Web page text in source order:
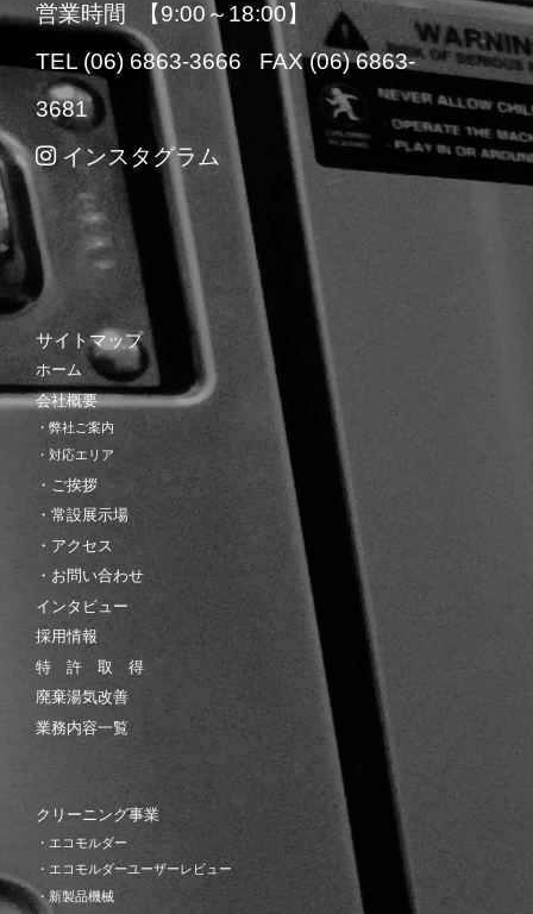
営業時間 【9:00～18:00】
TEL (06) 6863-3666 FAX (06) 6863-
3681
インスタグラム
サイトマップ
ホーム
会社概要
・弊社ご案内
・対応エリア
・ご挨拶
・常設展示場
・アクセス
・お問い合わせ
インタビュー
採用情報
特 許 取 得
廃棄湯気改善
業務内容一覧
クリーニング事業
・エコモルダー
・エコモルダーユーザーレビュー
・新製品機械